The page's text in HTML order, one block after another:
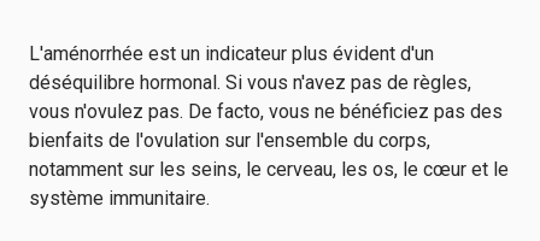
L'aménorrhée est un indicateur plus évident d'un
déséquilibre hormonal. Si vous n'avez pas de règles,
vous n'ovulez pas. De facto, vous ne bénéficiez pas des
bienfaits de l'ovulation sur l'ensemble du corps,
notamment sur les seins, le cerveau, les os, le cœur et le
système immunitaire.